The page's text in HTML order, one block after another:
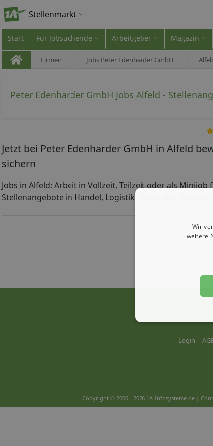
Stellenmarkt
Start Für Jobsuchende Arbeitgeber Magazin
Firmen Jobs Peter Edenharder GmbH
Peter Edenharder GmbH Jobs Alfeld -
Jetzt bei Peter Edenharder GmbH in Alfeld
sichern
Jobs in Alfeld: Arbeit in Vollzeit, Teilzeit oder als Minijob
Stellenangebote in Handel, Logistik, Büro oder
Login
Copyright © 2000 - 2026 1A-Infosysteme.de |
Wir
weitere